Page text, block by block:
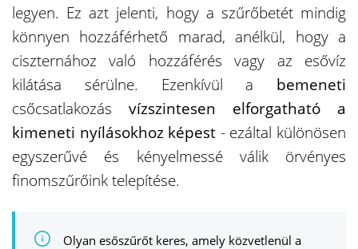
legyen. Ez azt jelenti, hogy a szűrőbetét mindig
könnyen hozzáférhető marad, anélkül, hogy a
ciszternához való hozzáférés vagy az esővíz
kilátása sérülne. Ezenkívül a bemeneti
csőcsatlakozás vízszintesen elforgatható a
kimeneti nyílásokhoz képest - ezáltal különösen
egyszerűvé és kényelmessé válik örvényes
finomszűrőink telepítése.
Olyan esőszűrőt keres, amely közvetlenül a